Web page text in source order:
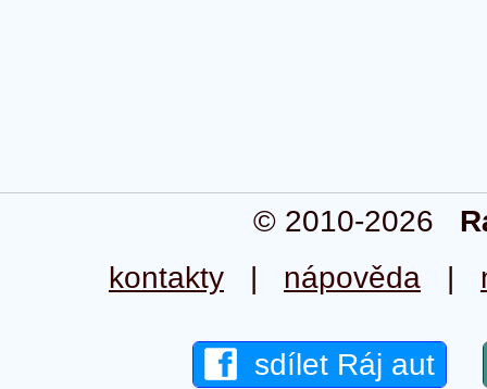
© 2010-2026
kontakty | nápověda |
sdílet Ráj aut